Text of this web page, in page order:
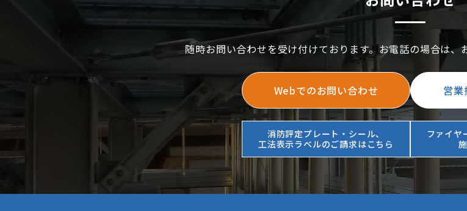
随時お問い合わせを受け付けております。お電話の場合は、
Webでのお問い合わせ 営業
消防評定プレート・シール、
工法表示ラベルのご請求はこちら
ファイヤ